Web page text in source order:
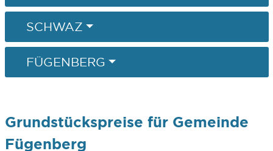
SCHWAZ
FÜGENBERG
Grundstückspreise für Gemeinde
Fügenberg